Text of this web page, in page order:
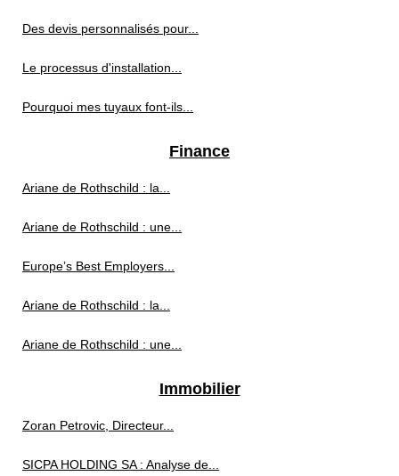
Des devis personnalisés pour...
Le processus d'installation...
Pourquoi mes tuyaux font-ils...
Finance
Ariane de Rothschild : la...
Ariane de Rothschild : une...
Europe’s Best Employers...
Ariane de Rothschild : la...
Ariane de Rothschild : une...
Immobilier
Zoran Petrovic, Directeur...
SICPA HOLDING SA : Analyse de...